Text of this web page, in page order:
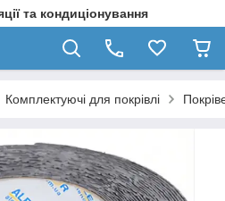
та кондиціонування
Комплектуючі для покрівлі